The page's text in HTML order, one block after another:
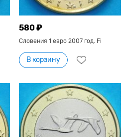
580 ₽
Словения 1 евро 2007 год. Fi
В корзину